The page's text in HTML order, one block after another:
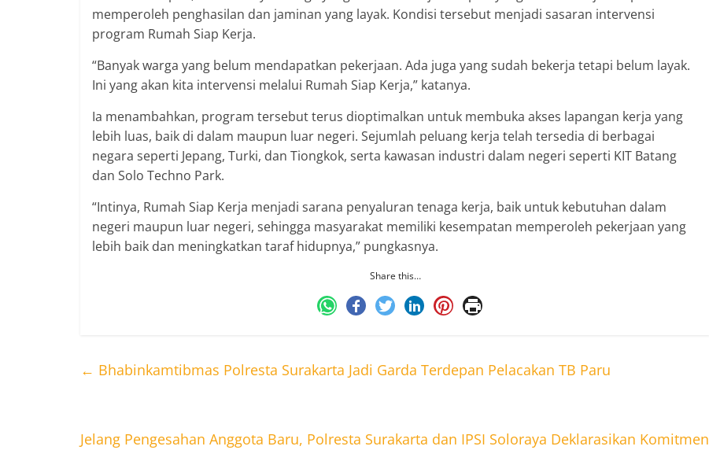
memperoleh penghasilan dan jaminan yang layak. Kondisi tersebut menjadi sasaran intervensi
program Rumah Siap Kerja.
“Banyak warga yang belum mendapatkan pekerjaan. Ada juga yang sudah bekerja tetapi belum layak.
Ini yang akan kita intervensi melalui Rumah Siap Kerja,” katanya.
Ia menambahkan, program tersebut terus dioptimalkan untuk membuka akses lapangan kerja yang
lebih luas, baik di dalam maupun luar negeri. Sejumlah peluang kerja telah tersedia di berbagai
negara seperti Jepang, Turki, dan Tiongkok, serta kawasan industri dalam negeri seperti KIT Batang
dan Solo Techno Park.
“Intinya, Rumah Siap Kerja menjadi sarana penyaluran tenaga kerja, baik untuk kebutuhan dalam
negeri maupun luar negeri, sehingga masyarakat memiliki kesempatan memperoleh pekerjaan yang
lebih baik dan meningkatkan taraf hidupnya,” pungkasnya.
Share this…
← Bhabinkamtibmas Polresta Surakarta Jadi Garda Terdepan Pelacakan TB Paru
Jelang Pengesahan Anggota Baru, Polresta Surakarta dan IPSI Soloraya Deklarasikan Komitmen